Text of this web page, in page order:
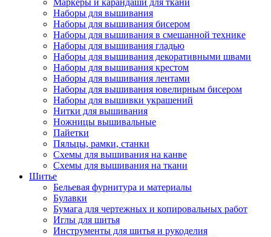
Маркеры и карандаши для ткани
Наборы для вышивания
Наборы для вышивания бисером
Наборы для вышивания в смешанной технике
Наборы для вышивания гладью
Наборы для вышивания декоративными швами
Наборы для вышивания крестом
Наборы для вышивания лентами
Наборы для вышивания ювелирным бисером
Наборы для вышивки украшений
Нитки для вышивания
Ножницы вышивальные
Пайетки
Пяльцы, рамки, станки
Схемы для вышивания на канве
Схемы для вышивания на ткани
Шитье
Бельевая фурнитура и материалы
Булавки
Бумага для чертежных и копировальных работ
Иглы для шитья
Инструменты для шитья и рукоделия